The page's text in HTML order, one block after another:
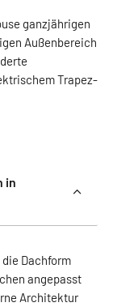
ganzjährigen
Außenbereich
Trapez-
in
Dachform
angepasst
Architektur